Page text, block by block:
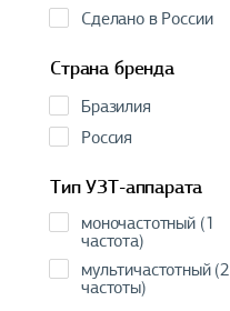
Сделано в России
Страна бренда
Бразилия
Россия
Тип УЗТ-аппарата
моночастотный (1
частота)
мультичастотный (2
частоты)